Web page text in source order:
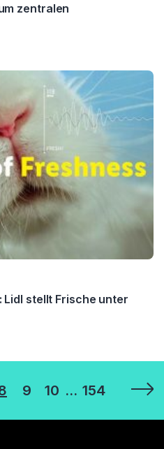
zentralen
Lidl stellt Frische unter
9 10 … 154